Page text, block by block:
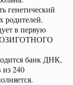
генетический
родителей.
в первую
банк ДНК,
из 240